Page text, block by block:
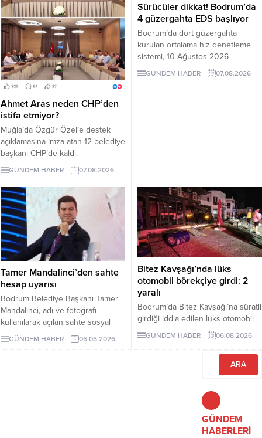
Ahmet Aras neden CHP’den
istifa etmiyor?
Muğla’da Özgür Özel’e destek
açıklamasına imza atan 12 belediye
başkanı CHP’de kaldı.
Milletvekilleri Yeni Parti’ye
geçerken belediye başkanlarının
tutumu ve CHP yönetiminin
sessizliği tartışılıyor.
GÜNDEM HABER 07.08.2026
Sürücüler dikkat! Bodrum’da
4 güzergahta EDS başlıyor
Bodrum’da dört güzergahta
kurulan ortalama hız denetleme
sistemi, 10 Ağustos 2026
Pazartesi günü devreye girecek.
İşte EDS uygulanacak yollar.
GÜNDEM HABER 07.08.2026
Tamer Mandalinci’den sahte
hesap uyarısı
Bodrum Belediye Başkanı Tamer
Mandalinci, adı ve fotoğrafı
kullanılarak açılan sahte sosyal
medya hesaplarına karşı uyarıda
bulundu. Mandalinci, tek resmî
GÜNDEM HABER 06.08.2026
Bitez Kavşağı’nda lüks
otomobil börekçiye girdi: 2
yaralı
Bodrum’da Bitez Kavşağı’na süratli
girdiği iddia edilen lüks otomobil
börekçiye girdi. Kazada sürücü ve
GÜNDEM HABER 06.08.2026
GÜNDEM
HABERLERİ